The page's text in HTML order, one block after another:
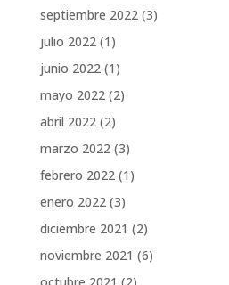
septiembre 2022(3)
julio 2022(1)
junio 2022(1)
mayo 2022(2)
abril 2022(2)
marzo 2022(3)
febrero 2022(1)
enero 2022(3)
diciembre 2021 (2)
noviembre 2021 (6)